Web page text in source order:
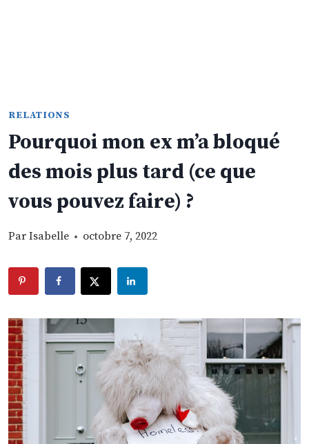
RELATIONS
Pourquoi mon ex m’a bloqué
des mois plus tard (ce que
vous pouvez faire) ?
Par Isabelle octobre 7, 2022